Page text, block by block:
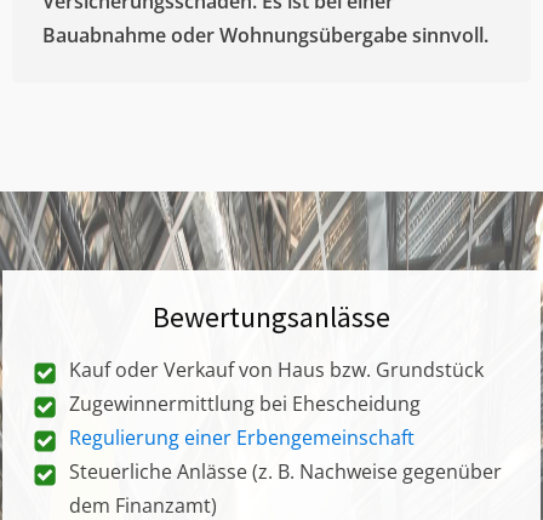
Bauabnahme oder Wohnungsübergabe sinnvoll.
Bewertungsanlässe
Kauf oder Verkauf von Haus bzw. Grundstück
Zugewinnermittlung bei Ehescheidung
Regulierung einer Erbengemeinschaft
Steuerliche Anlässe (z. B. Nachweise gegenüber
dem Finanzamt)